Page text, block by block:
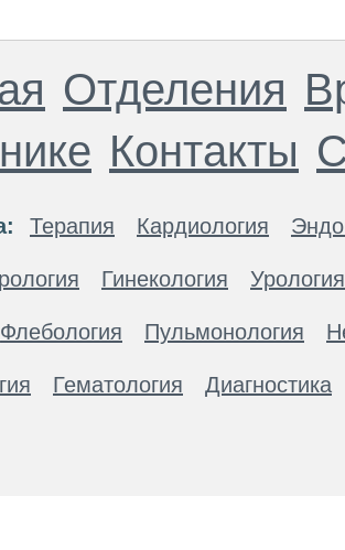
Отделения
Контакты
Терапия Кардиология
Гинекология Урология
Флебология Пульмонология
Гематология Диагностика